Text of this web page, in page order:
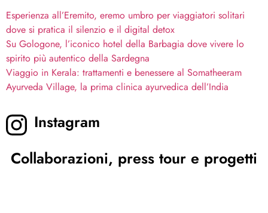
Esperienza all’Eremito, eremo umbro per viaggiatori solitari
dove si pratica il silenzio e il digital detox
Su Gologone, l’iconico hotel della Barbagia dove vivere lo
spirito più autentico della Sardegna
Viaggio in Kerala: trattamenti e benessere al Somatheeram
Ayurveda Village, la prima clinica ayurvedica dell’India
Instagram
Collaborazioni, press tour e progetti